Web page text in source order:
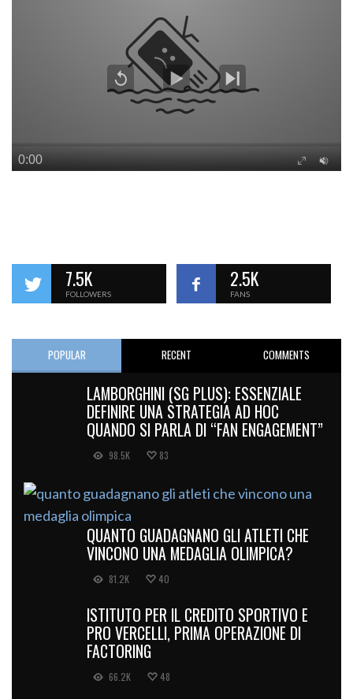
7.5K
FOLLOWERS
2.5K
FANS
POPULAR RECENT COMMENTS
LAMBORGHINI (SG PLUS): ESSENZIALE
DEFINIRE UNA STRATEGIA AD HOC
QUANDO SI PARLA DI “FAN ENGAGEMENT”
98.5K 83
QUANTO GUADAGNANO GLI ATLETI CHE
VINCONO UNA MEDAGLIA OLIMPICA?
81.2K 40
ISTITUTO PER IL CREDITO SPORTIVO E
PRO VERCELLI, PRIMA OPERAZIONE DI
FACTORING
66.2K 48